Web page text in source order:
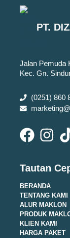
PT.
Jalan Pemuda
Kec. Gn.
(0251) 860
Tautan
BERANDA
TENTANG KAMI
ALUR MAKLON
PRODUK
KLIEN KAMI
HARGA PAKET